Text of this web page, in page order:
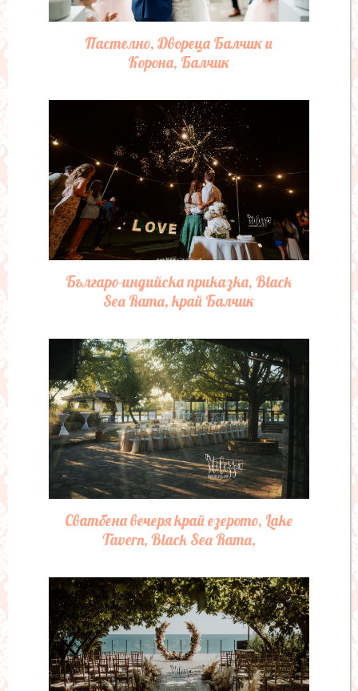
Пастелно, Двореца Балчик и
Корона, Балчик
Българо-индийска приказка, Black
Sea Rama, край Балчик
Сватбена вечеря край езерото, Lake
Tavern, Black Sea Rama,